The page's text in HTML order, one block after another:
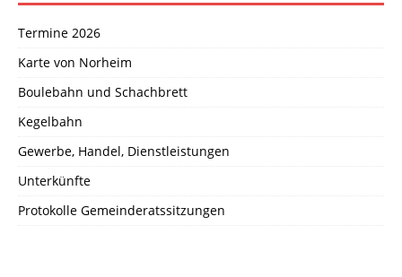
Termine 2026
Karte von Norheim
Boulebahn und Schachbrett
Kegelbahn
Gewerbe, Handel, Dienstleistungen
Unterkünfte
Protokolle Gemeinderatssitzungen